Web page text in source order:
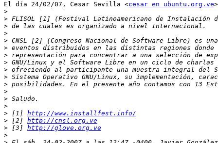
El día 24/02/07, Cesar Sevilla <cesar en ubuntu.org.ve
>
>
>
>
>
>
>
>
>
>
>
>
>
>
> [1] http://www.installfest.info/
> [2] http://cnsl.org.ve
> [3] http://glove.org.ve
>